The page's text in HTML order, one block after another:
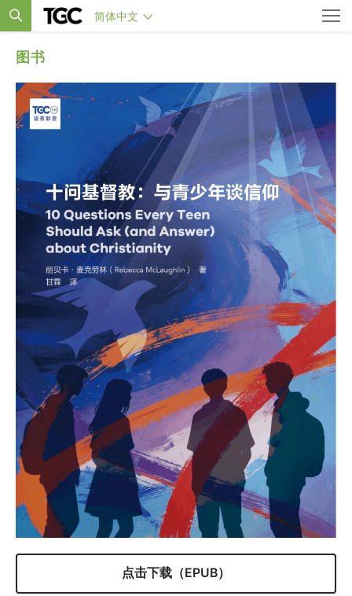
简体中文
图书
点击下载（EPUB）